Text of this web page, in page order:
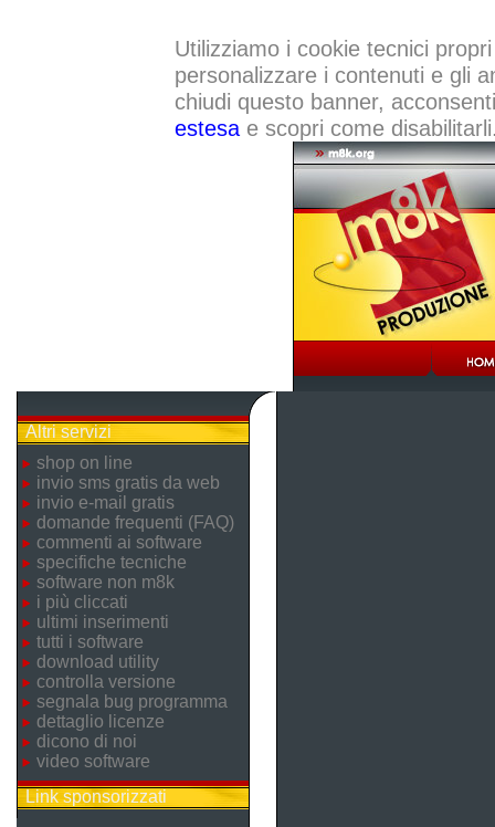
Utilizziamo i cookie tecnici
personalizzare i contenuti e gli
chiudi questo banner,
estesae scopri come
Altri servizi
shop on line
invio sms gratis da web
invio e-mail gratis
domande frequenti (FAQ)
commenti ai software
specifiche tecniche
software non m8k
i più cliccati
ultimi inserimenti
tutti i software
download utility
controlla versione
segnala bug programma
dettaglio licenze
dicono di noi
video software
Link sponsorizzati